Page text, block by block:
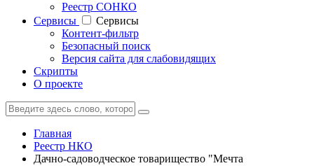
Реестр СОНКО
Cервисы
Cервисы
Контент-фильтр
Безопасный поиск
Версия сайта для слабовидящих
Скрипты
О проекте
Главная
Реестр НКО
Дачно-садоводческое товарищество "Мечта